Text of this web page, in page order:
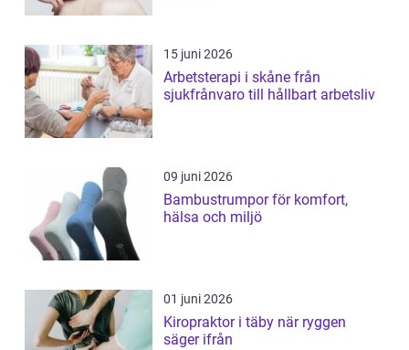
15 juni 2026
Arbetsterapi i skåne från
sjukfrånvaro till hållbart arbetsliv
09 juni 2026
Bambustrumpor för komfort,
hälsa och miljö
01 juni 2026
Kiropraktor i täby när ryggen
säger ifrån